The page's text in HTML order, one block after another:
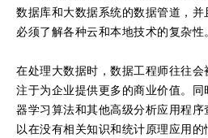
数据库和大数据系统的数据管道，
必须了解各种云和本地技术的复杂性。
在处理大数据时，数据工程师往往
注于为企业提供更多的商业价值。
器学习算法和其他高级分析应用程
以在没有相关知识和统计原理应用